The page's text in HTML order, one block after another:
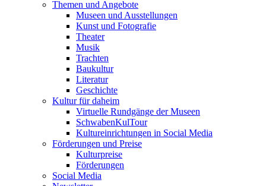
Themen und Angebote
Museen und Ausstellungen
Kunst und Fotografie
Theater
Musik
Trachten
Baukultur
Literatur
Geschichte
Kultur für daheim
Virtuelle Rundgänge der Museen
SchwabenKulTour
Kultureinrichtungen in Social Media
Förderungen und Preise
Kulturpreise
Förderungen
Social Media